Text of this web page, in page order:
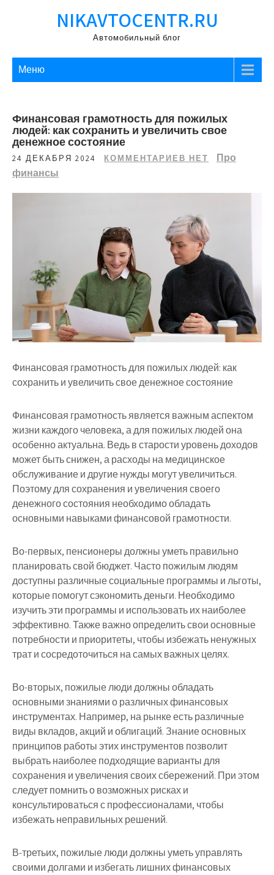
NIKAVTOCENTR.RU
Автомобильный блог
Меню
Финансовая грамотность для пожилых
людей: как сохранить и увеличить свое
денежное состояние
24 ДЕКАБРЯ 2024 КОММЕНТАРИЕВ НЕТ
Про
финансы
Финансовая грамотность для пожилых людей: как
сохранить и увеличить свое денежное состояние
Финансовая грамотность является важным аспектом
жизни каждого человека, а для пожилых людей она
особенно актуальна. Ведь в старости уровень доходов
может быть снижен, а расходы на медицинское
обслуживание и другие нужды могут увеличиться.
Поэтому для сохранения и увеличения своего
денежного состояния необходимо обладать
основными навыками финансовой грамотности.
Во-первых, пенсионеры должны уметь правильно
планировать свой бюджет. Часто пожилым людям
доступны различные социальные программы и льготы,
которые помогут сэкономить деньги. Необходимо
изучить эти программы и использовать их наиболее
эффективно. Также важно определить свои основные
потребности и приоритеты, чтобы избежать ненужных
трат и сосредоточиться на самых важных целях.
Во-вторых, пожилые люди должны обладать
основными знаниями о различных финансовых
инструментах. Например, на рынке есть различные
виды вкладов, акций и облигаций. Знание основных
принципов работы этих инструментов позволит
выбрать наиболее подходящие варианты для
сохранения и увеличения своих сбережений. При этом
следует помнить о возможных рисках и
консультироваться с профессионалами, чтобы
избежать неправильных решений.
В-третьих, пожилые люди должны уметь управлять
своими долгами и избегать лишних финансовых